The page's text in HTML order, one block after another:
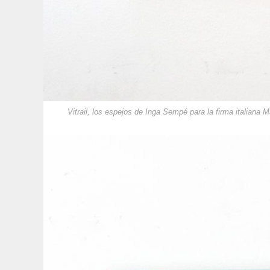
Vitrail, los espejos de Inga Sempé para la firma italiana